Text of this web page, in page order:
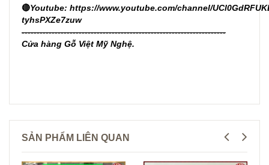
🔴Youtube: https://www.youtube.com/channel/
tyhsPXZe7zuw
--------------------------------------------------------------------
Cửa hàng Gỗ Việt Mỹ Nghệ.
SẢN PHẨM LIÊN QUAN